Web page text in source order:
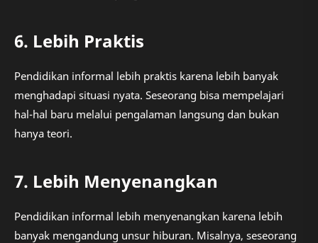
6. Lebih Praktis
Pendidikan informal lebih praktis karena lebih banyak
menghadapi situasi nyata. Seseorang bisa mempelajari
hal-hal baru melalui pengalaman langsung dan bukan
hanya teori.
7. Lebih Menyenangkan
Pendidikan informal lebih menyenangkan karena lebih
banyak mengandung unsur hiburan. Misalnya, seseorang